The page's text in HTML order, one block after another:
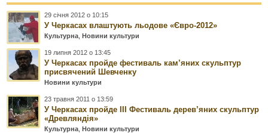
29 січня 2012 о 10:15
У Черкасах влаштують льодове «Євро-2012»
Культурна ,Новини культури
19 липня 2012 о 13:45
У Черкасах пройде фестиваль кам’яних скульптур
присвячений Шевченку
Новини культури
23 травня 2011 о 13:59
У Черкасах пройде ІІІ Фестиваль дерев’яних скульптур
«Древляндія»
Культурна ,Новини культури